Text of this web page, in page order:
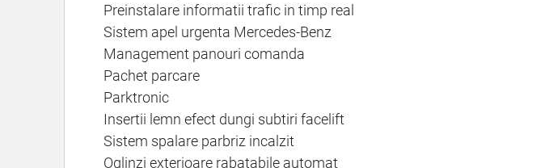
Preinstalare informatii trafic in timp real
Sistem apel urgenta Mercedes-Benz
Management panouri comanda
Pachet parcare
Parktronic
Insertii lemn efect dungi subtiri facelift
Sistem spalare parbriz incalzit
Oglinzi exterioare rabatabile automat